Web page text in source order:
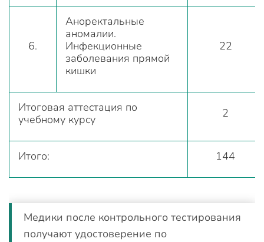
6.
Аноректальные
аномалии.
Инфекционные
заболевания прямой
кишки
22
Итоговая аттестация по
учебному курсу
2
Итого: 144
Медики после контрольного тестирования
получают удостоверение по